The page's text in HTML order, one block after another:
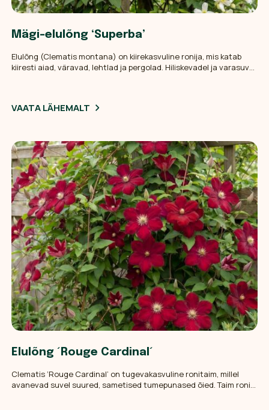
Mägi-elulõng ‘Superba’
Elulõng (Clematis montana) on kiirekasvuline ronija, mis katab
kiiresti aiad, väravad, lehtlad ja pergolad. Hiliskevadel ja varasuvel
juured on jahedas ja varjus, aga võrsed saavad ronida valguse
VAATA LÄHEMALT
Elulõng ´Rouge Cardinal´
Clematis ‘Rouge Cardinal’ on tugevakasvuline ronitaim, millel
avanevad suvel suured, sametised tumepunased õied. Taim ronib